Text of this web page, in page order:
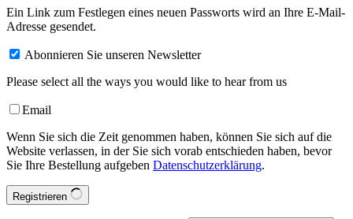
Ein Link zum Festlegen eines neuen Passworts wird an Ihre E-Mail-
Adresse gesendet.
Abonnieren Sie unseren Newsletter
Please select all the ways you would like to hear from us
Email
Wenn Sie sich die Zeit genommen haben, können Sie sich auf die
Website verlassen, in der Sie sich vorab entschieden haben, bevor
Sie Ihre Bestellung aufgeben Datenschutzerklärung.
Registrieren